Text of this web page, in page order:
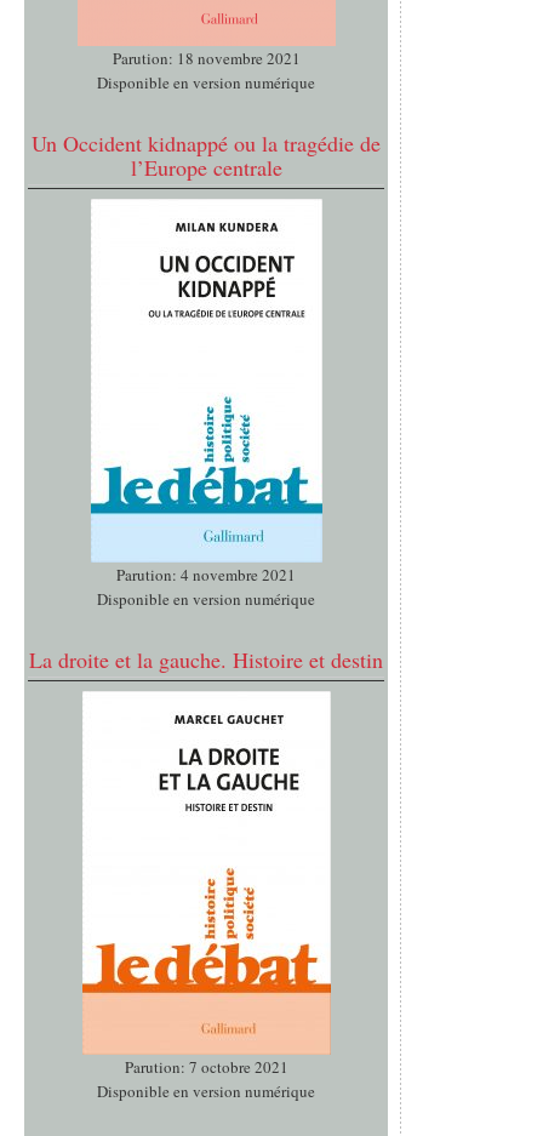
Parution: 18 novembre 2021
Disponible en version numérique
Un Occident kidnappé ou la tragédie de
l’Europe centrale
Parution: 4 novembre 2021
Disponible en version numérique
La droite et la gauche. Histoire et destin
Parution: 7 octobre 2021
Disponible en version numérique